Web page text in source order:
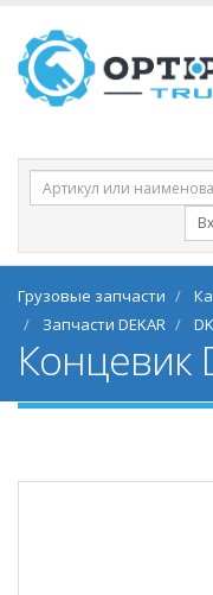
Грузовые запчасти
Запчасти DEKAR
Концевик